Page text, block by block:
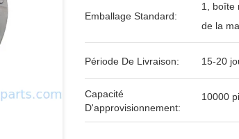
Emballage Standard:
1, boîte
de la
Période De Livraison: 15-20
Capacité
D'approvisionnement:
10000